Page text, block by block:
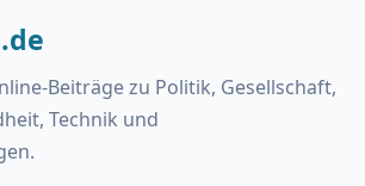
Beiträge zu Politik, Gesellschaft,
Technik und